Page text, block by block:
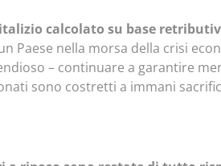
calcolato su base
Paese nella morsa della crisi
– continuare a garantire
sono costretti a immani